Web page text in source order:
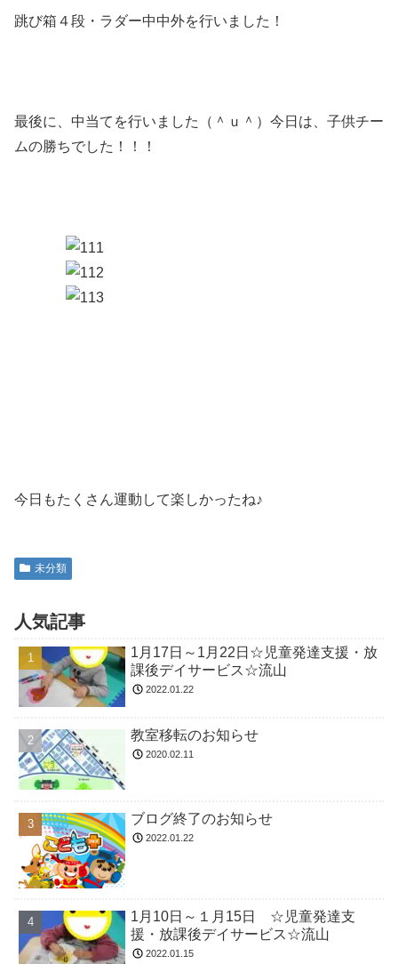
跳び箱４段・ラダー中中外を行いました！
最後に、中当てを行いました（＾ｕ＾）今日は、子供チー
ムの勝ちでした！！！
今日もたくさん運動して楽しかったね♪
未分類
人気記事
1月17日～1月22日☆児童発達支援・放
課後デイサービス☆流山
2022.01.22
教室移転のお知らせ
2020.02.11
ブログ終了のお知らせ
2022.01.22
1月10日～１月15日 ☆児童発達支
援・放課後デイサービス☆流山
2022.01.15